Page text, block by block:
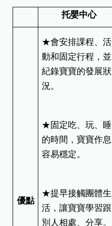
托嬰中心
優點
★會安排課程、活
動和固定行程，並
紀錄寶寶的發展狀
況。
★固定吃、玩、睡
的時間，寶寶作息
容易穩定。
★提早接觸團體生
活，讓寶寶學習跟
別人相處、分享。